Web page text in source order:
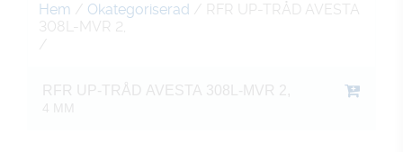
Hem / Okategoriserad / RFR UP-TRÅD AVESTA
308L-MVR 2,
/
RFR UP-TRÅD AVESTA 308L-MVR 2,
4 MM